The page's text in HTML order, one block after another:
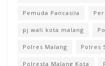
Pemuda Pancasila
pj wali kota malang
Polres Malang Polres
Polresta Malang Kota